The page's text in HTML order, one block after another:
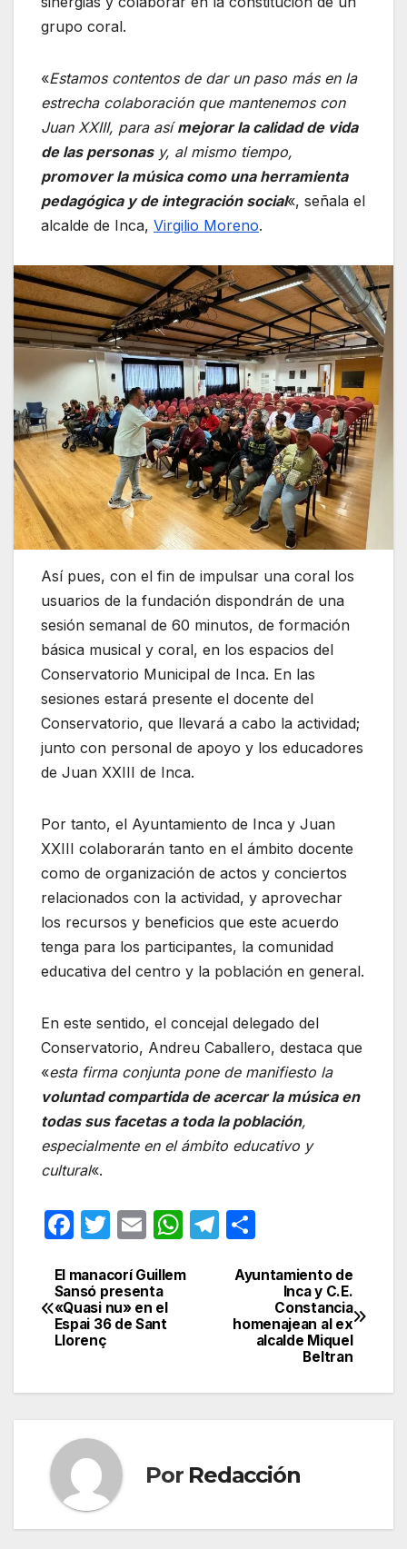
grupo coral.
«Estamos contentos de dar un paso más en la
estrecha colaboración que mantenemos con
Juan XXIII, para asímejorar la calidad de vida
de las personasy, al mismo tiempo,
promover la música como una herramienta
pedagógica y de integración social«, señala el
alcalde de Inca, Virgilio Moreno.
Así pues, con el fin de impulsar una coral los
usuarios de la fundación dispondrán de una
sesión semanal de 60 minutos, de formación
básica musical y coral, en los espacios del
Conservatorio Municipal de Inca. En las
sesiones estará presente el docente del
Conservatorio, que llevará a cabo la actividad;
junto con personal de apoyo y los educadores
de Juan XXIII de Inca.
Por tanto, el Ayuntamiento de Inca y Juan
XXIII colaborarán tanto en el ámbito docente
como de organización de actos y conciertos
relacionados con la actividad, y aprovechar
los recursos y beneficios que este acuerdo
tenga para los participantes, la comunidad
educativa del centro y la población en general.
En este sentido, el concejal delegado del
Conservatorio, Andreu Caballero, destaca que
«esta firma conjunta pone de manifiesto la
voluntad compartida de acercar la música en
todas sus facetas a toda la población,
especialmente en el ámbito educativo y
cultural«.
F
c
e
b
o
T
itt
er
E
ail
W
at
p
T
e
gr
a
m
p
ar
Navegación
de
entradas
Ayuntamiento de
Inca y C.E.
Constancia
homenajean al ex
alcalde Miquel
Beltran
El manacorí Guillem
Sansó presenta
«Quasi nu» en el
Espai 36 de Sant
Llorenç
Por Redacción